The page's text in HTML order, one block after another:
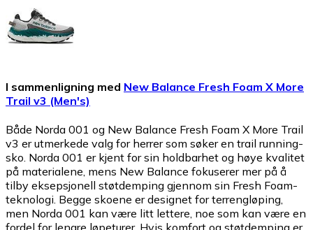
I sammenligning med New Balance Fresh Foam X More
Trail v3 (Men's)
Både Norda 001 og New Balance Fresh Foam X More Trail
v3 er utmerkede valg for herrer som søker en trail running-
sko. Norda 001 er kjent for sin holdbarhet og høye kvalitet
på materialene, mens New Balance fokuserer mer på å
tilby eksepsjonell støtdemping gjennom sin Fresh Foam-
teknologi. Begge skoene er designet for terrengløping,
men Norda 001 kan være litt lettere, noe som kan være en
fordel for lengre løpeturer. Hvis komfort og støtdemping er